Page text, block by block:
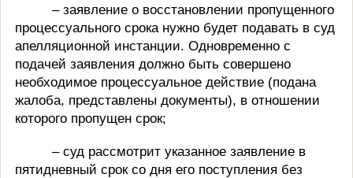
– заявление о восстановлении пропущенного
процессуального срока нужно будет подавать в суд
апелляционной инстанции. Одновременно с
подачей заявления должно быть совершено
необходимое процессуальное действие (подана
жалоба, представлены документы), в отношении
которого пропущен срок;
– суд рассмотрит указанное заявление в
пятидневный срок со дня его поступления без